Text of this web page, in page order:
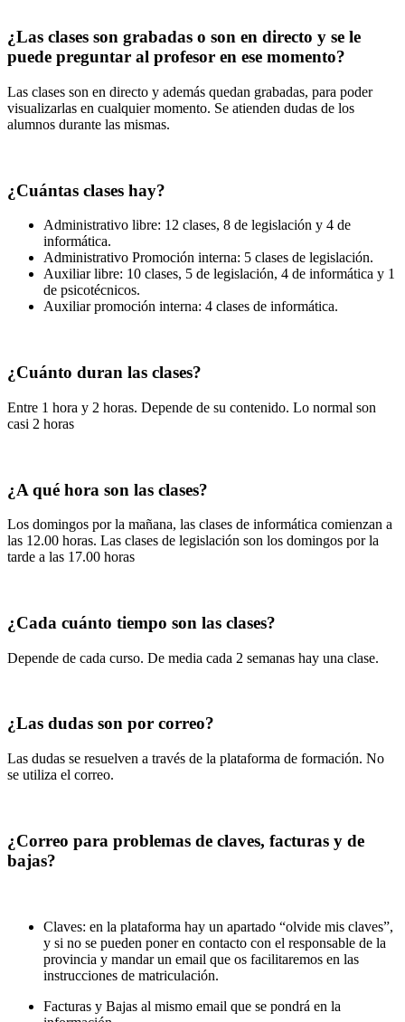
¿Las clases son grabadas o son en directo y se le
puede preguntar al profesor en ese momento?
Las clases son en directo y además quedan grabadas, para poder
visualizarlas en cualquier momento. Se atienden dudas de los
alumnos durante las mismas.
¿Cuántas clases hay?
Administrativo libre: 12 clases, 8 de legislación y 4 de
informática.
Administrativo Promoción interna: 5 clases de legislación.
Auxiliar libre: 10 clases, 5 de legislación, 4 de informática y 1
de psicotécnicos.
Auxiliar promoción interna: 4 clases de informática.
¿Cuánto duran las clases?
Entre 1 hora y 2 horas. Depende de su contenido. Lo normal son
casi 2 horas
¿A qué hora son las clases?
Los domingos por la mañana, las clases de informática comienzan a
las 12.00 horas. Las clases de legislación son los domingos por la
tarde a las 17.00 horas
¿Cada cuánto tiempo son las clases?
Depende de cada curso. De media cada 2 semanas hay una clase.
¿Las dudas son por correo?
Las dudas se resuelven a través de la plataforma de formación. No
se utiliza el correo.
¿Correo para problemas de claves, facturas y de
bajas?
Claves: en la plataforma hay un apartado “olvide mis claves”,
y si no se pueden poner en contacto con el responsable de la
provincia y mandar un email que os facilitaremos en las
instrucciones de matriculación.
Facturas y Bajas al mismo email que se pondrá en la